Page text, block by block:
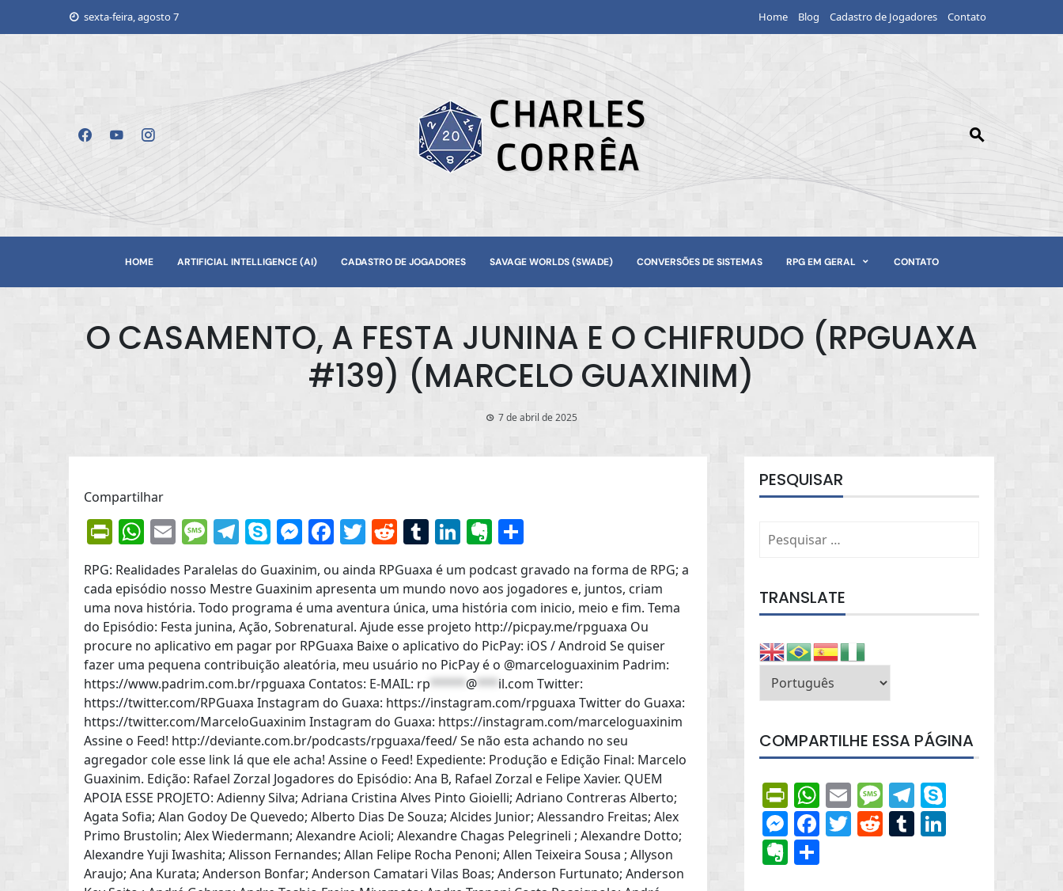
sexta-feira, agosto 7 Home Blog Cadastro de Jogadores Contato
HOME ARTIFICIAL INTELLIGENCE (AI) CADASTRO DE JOGADORES SAVAGE WORLDS (SWADE) CONVERSÕES DE SISTEMAS RPG EM GERAL CONTATO
O CASAMENTO, A FESTA JUNINA E O CHIFRUDO (RPGUAXA
#139) (MARCELO GUAXINIM)
7 de abril de 2025
Compartilhar
PrintFriendly
WhatsApp
EmailMessage
Telegram
SkypeMessenger
Facebook
Twitter
Reddit
Tumblr
LinkedIn
Evernote
RPG: Realidades Paralelas do Guaxinim, ou ainda RPGuaxa é um podcast gravado na forma de RPG; a
cada episódio nosso Mestre Guaxinim apresenta um mundo novo aos jogadores e, juntos, criam
uma nova história. Todo programa é uma aventura única, uma história com inicio, meio e fim. Tema
do Episódio: Festa junina, Ação, Sobrenatural. Ajude esse projeto http://picpay.me/rpguaxa Ou
procure no aplicativo em pagar por RPGuaxa Baixe o aplicativo do PicPay: iOS / Android Se quiser
fazer uma pequena contribuição aleatória, meu usuário no PicPay é o @marceloguaxinim Padrim:
https://www.padrim.com.br/rpguaxa Contatos: E-MAIL: rp ***** @*** il.com Twitter:
https://twitter.com/RPGuaxa Instagram do Guaxa: https://instagram.com/rpguaxa Twitter do Guaxa:
https://twitter.com/MarceloGuaxinim Instagram do Guaxa: https://instagram.com/marceloguaxinim
Assine o Feed! http://deviante.com.br/podcasts/rpguaxa/feed/ Se não esta achando no seu
agregador cole esse link lá que ele acha! Assine o Feed! Expediente: Produção e Edição Final: Marcelo
Guaxinim. Edição: Rafael Zorzal Jogadores do Episódio: Ana B, Rafael Zorzal e Felipe Xavier. QUEM
APOIA ESSE PROJETO: Adienny Silva; Adriana Cristina Alves Pinto Gioielli; Adriano Contreras Alberto;
Agata Sofia; Alan Godoy De Quevedo; Alberto Dias De Souza; Alcides Junior; Alessandro Freitas; Alex
Primo Brustolin; Alex Wiedermann; Alexandre Acioli; Alexandre Chagas Pelegrineli ; Alexandre Dotto;
Alexandre Yuji Iwashita; Alisson Fernandes; Allan Felipe Rocha Penoni; Allen Teixeira Sousa ; Allyson
Araujo; Ana Kurata; Anderson Bonfar; Anderson Camatari Vilas Boas; Anderson Furtunato; Anderson
PESQUISAR
por:
TRANSLATE
COMPARTILHE ESSA PÁGINA
PrintFriendly
WhatsApp
EmailMessage
Telegram
Messenger
Facebook
Twitter
RedditTumblr
Evernote